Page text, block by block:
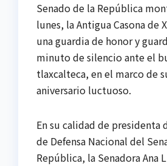
Senado de la República
lunes, la Antigua Casona de
una guardia de honor y
minuto de silencio ante el
tlaxcalteca, en el marco de
aniversario luctuoso.
En su calidad de presidenta
de Defensa Nacional del
República, la Senadora Ana